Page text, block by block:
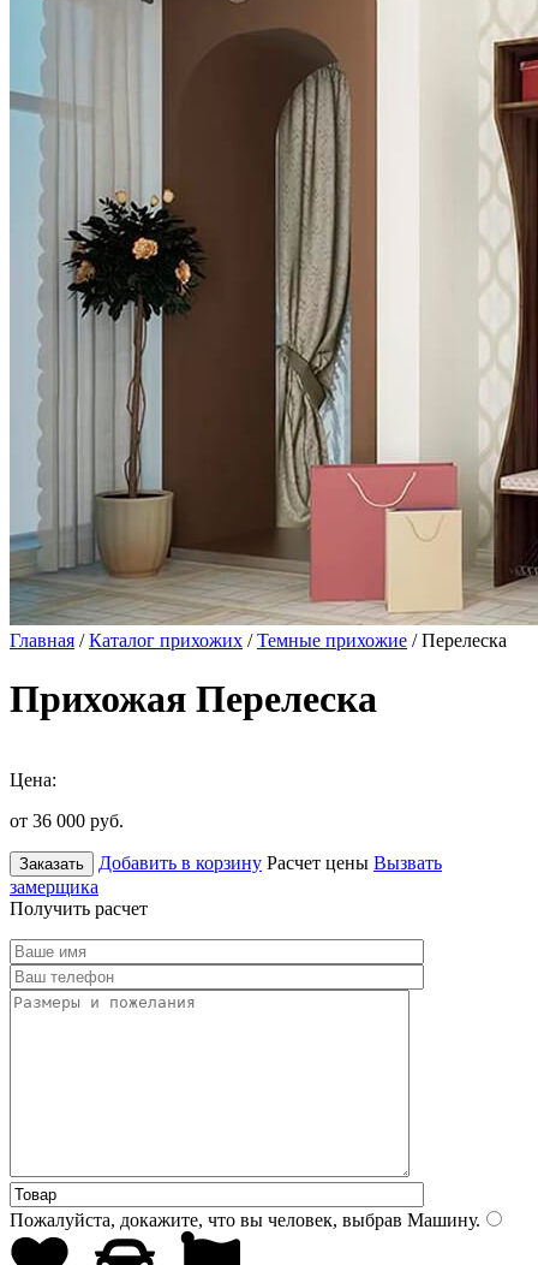
Главная /Каталог прихожих /Темные прихожие / Перелеска
Прихожая Перелеска
Цена:
от 36 000 руб.
Заказать Добавить в корзину Расчет цены Вызвать
замерщика
Получить расчет
Пожалуйста, докажите, что вы человек, выбрав Машину.